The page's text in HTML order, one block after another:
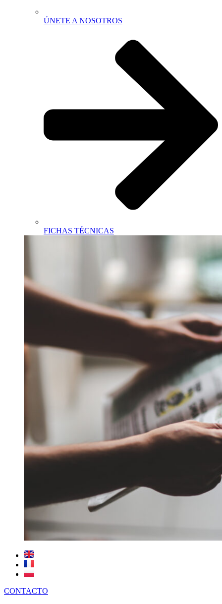
ÚNETE A NOSOTROS
FICHAS TÉCNICAS
CONTACTO